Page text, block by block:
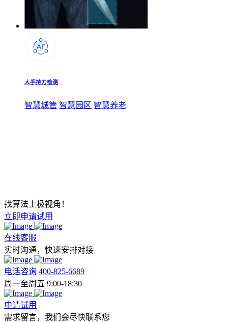
人手持刀检测
智慧城管 智慧园区 智慧养老
找算法上极视角！
立即申请试用
在线客服
实时沟通，快速安排对接
电话咨询 400-825-6689
周一至周五 9:00-18:30
申请试用
需求留言，我们会尽快联系您